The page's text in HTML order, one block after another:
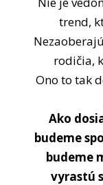
trend,
rodičia,
Ono to tak
Ako
budeme
budeme
vyrastú